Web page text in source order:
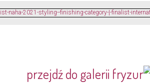
przejdź do galerii fryzur